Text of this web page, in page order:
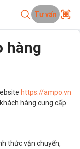
Tư vấn
hàng
https://ampo.vn
hàng cung cấp.
thức vận chuyển,